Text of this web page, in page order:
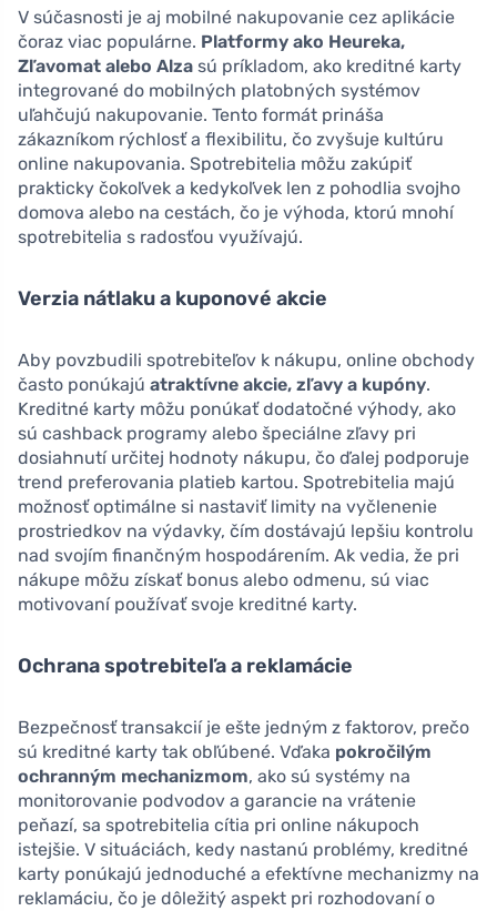
V súčasnosti je aj mobilné nakupovanie cez aplikácie
čoraz viac populárne. Platformy ako Heureka,
Zľavomat alebo Alza sú príkladom, ako kreditné karty
integrované do mobilných platobných systémov
uľahčujú nakupovanie. Tento formát prináša
zákazníkom rýchlosť a flexibilitu, čo zvyšuje kultúru
online nakupovania. Spotrebitelia môžu zakúpiť
prakticky čokoľvek a kedykoľvek len z pohodlia svojho
domova alebo na cestách, čo je výhoda, ktorú mnohí
spotrebitelia s radosťou využívajú.
Verzia nátlaku a kuponové akcie
Aby povzbudili spotrebiteľov k nákupu, online obchody
často ponúkajú atraktívne akcie, zľavy a kupóny.
Kreditné karty môžu ponúkať dodatočné výhody, ako
sú cashback programy alebo špeciálne zľavy pri
dosiahnutí určitej hodnoty nákupu, čo ďalej podporuje
trend preferovania platieb kartou. Spotrebitelia majú
možnosť optimálne si nastaviť limity na vyčlenenie
prostriedkov na výdavky, čím dostávajú lepšiu kontrolu
nad svojím finančným hospodárením. Ak vedia, že pri
nákupe môžu získať bonus alebo odmenu, sú viac
motivovaní používať svoje kreditné karty.
Ochrana spotrebiteľa a reklamácie
Bezpečnosť transakcií je ešte jedným z faktorov, prečo
sú kreditné karty tak obľúbené. Vďaka pokročilým
ochranným mechanizmom, ako sú systémy na
monitorovanie podvodov a garancie na vrátenie
peňazí, sa spotrebitelia cítia pri online nákupoch
istejšie. V situáciách, kedy nastanú problémy, kreditné
karty ponúkajú jednoduché a efektívne mechanizmy na
reklamáciu, čo je dôležitý aspekt pri rozhodovaní o